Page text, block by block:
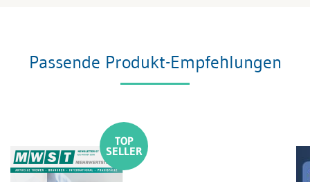
Passende Produkt-Empfehlungen